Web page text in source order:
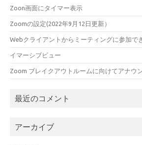
Zoon画面にタイマー表示
Zoomの設定(2022年9月12日更新）
Webクライアントからミーティングに参加で
イマーシブビュー
Zoom ブレイクアウトルームに向けてアナウ
最近のコメント
アーカイブ